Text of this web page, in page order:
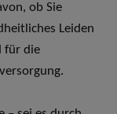
ob Sie
Leiden
für die